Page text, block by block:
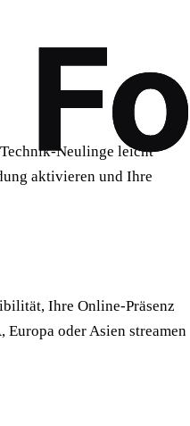
Neulinge leicht
aktivieren und Ihre
Ihre Online-Präsenz
Europa oder Asien streamen